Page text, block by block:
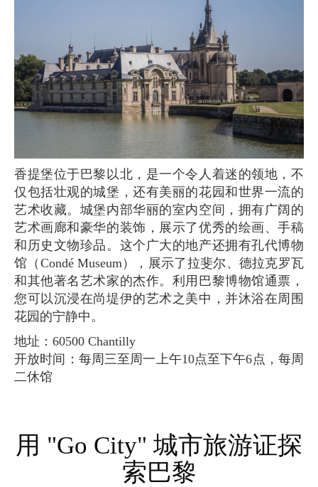
香提堡位于巴黎以北，是一个令人着迷的领地，不
仅包括壮观的城堡，还有美丽的花园和世界一流的
艺术收藏。城堡内部华丽的室内空间，拥有广阔的
艺术画廊和豪华的装饰，展示了优秀的绘画、手稿
和历史文物珍品。这个广大的地产还拥有孔代博物
馆（Condé Museum），展示了拉斐尔、德拉克罗瓦
和其他著名艺术家的杰作。利用巴黎博物馆通票，
您可以沉浸在尚堤伊的艺术之美中，并沐浴在周围
花园的宁静中。
地址：60500 Chantilly
开放时间：每周三至周一上午10点至下午6点，每周
二休馆
用 "Go City" 城市旅游证探
索巴黎